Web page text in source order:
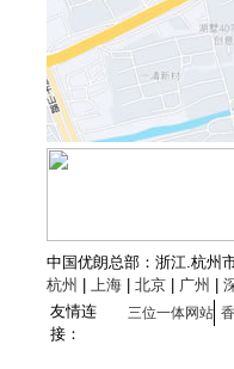
中国优朗总部：浙江.杭州
杭州
上海 北京 广州
友情连
接：
三位一体网站